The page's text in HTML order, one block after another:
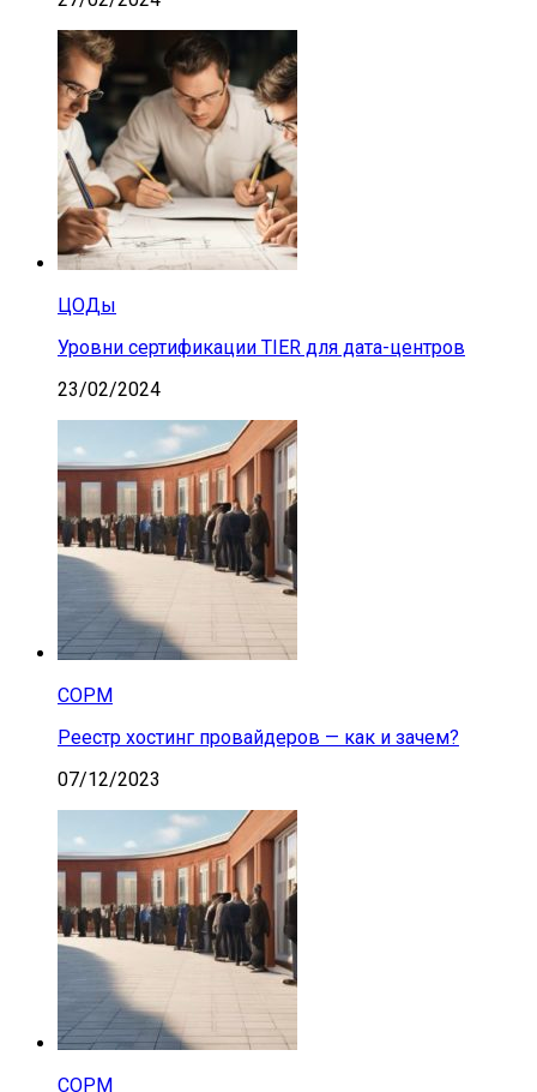
ЦОДы
Уровни сертификации TIER для дата-центров
23/02/2024
СОРМ
Реестр хостинг провайдеров — как и зачем?
07/12/2023
СОРМ